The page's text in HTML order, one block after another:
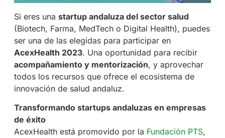
Si eres una startup andaluza del sector salud
(Biotech, Farma, MedTech o Digital Health), puedes
ser una de las elegidas para participar en
AcexHealth 2023. Una oportunidad para recibir
acompañamiento y mentorización, y aprovechar
todos los recursos que ofrece el ecosistema de
innovación de salud andaluz.
Transformando startups andaluzas en empresas
de éxito
AcexHealth está promovido por la Fundación PTS,